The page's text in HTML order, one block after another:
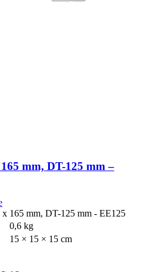
mm, DT-125 mm –
x 165 mm, DT-125 mm - EE125
0,6 kg
15 × 15 × 15 cm